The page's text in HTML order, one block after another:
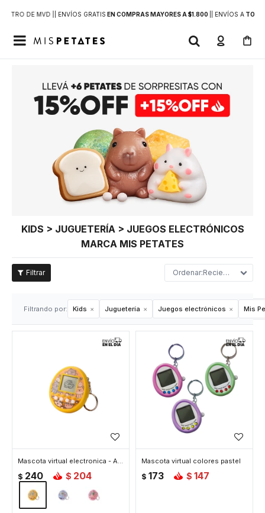
DE MVD | | ENVÍOS GRATIS EN COMPRAS MAYORES A $1.800 | ENVÍOS ATODO

KIDS > JUGUETERÍA > JUEGOS ELECTRÓNICOS
MARCA MIS PETATES
Recientes
Filtrando por: Kids Juguetería Juegos electrónicos Mis
Mascota virtual electronica - Amarillo
$ 240 $ 204
Mascota virtual colores pastel
$ 173 $ 147